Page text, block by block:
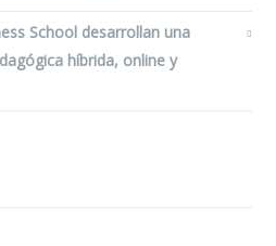
School desarrollan una
híbrida, online y